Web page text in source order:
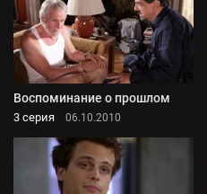
Воспоминание о прошлом
3 серия 06.10.2010